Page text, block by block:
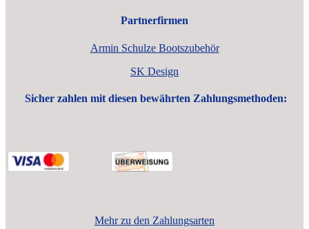
Partnerfirmen
Armin Schulze Bootszubehör
SK Design
Sicher zahlen mit diesen bewährten Zahlungsmethoden:
Mehr zu den Zahlungsarten